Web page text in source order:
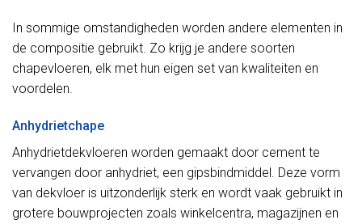
In sommige omstandigheden worden andere elementen in
de compositie gebruikt. Zo krijg je andere soorten
chapevloeren, elk met hun eigen set van kwaliteiten en
voordelen.
Anhydrietchape
Anhydrietdekvloeren worden gemaakt door cement te
vervangen door anhydriet, een gipsbindmiddel. Deze vorm
van dekvloer is uitzonderlijk sterk en wordt vaak gebruikt in
grotere bouwprojecten zoals winkelcentra, magazijnen en